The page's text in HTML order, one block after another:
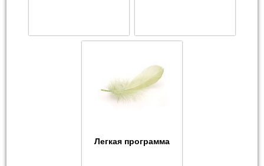
Легкая программа